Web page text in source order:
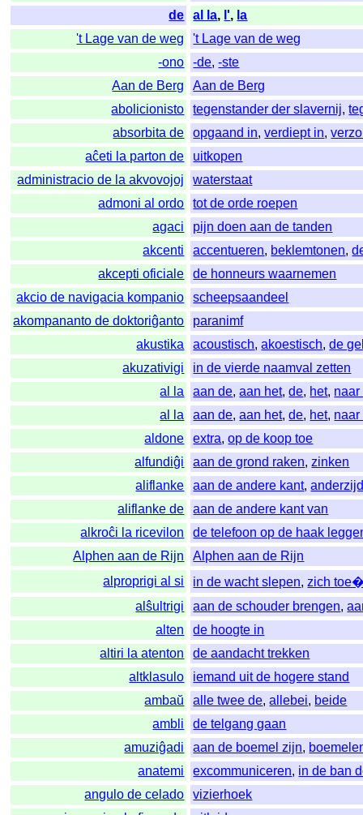
de
al la, l', la
't Lage van de weg
't Lage van de weg
-ono
-de,-ste
Aan de Berg
Aan de Berg
abolicionisto
tegenstander der slavernij,
absorbita de
opgaand in,verdiept in,
aĉeti la parton de
uitkopen
administracio de la akvovojoj
waterstaat
admoni al ordo
tot de orde roepen
agaci
pijn doen aan de tanden
akcenti
accentueren, beklemtonen,
akcepti oficiale
de honneurs waarnemen
akcio de navigacia kompanio
scheepsaandeel
akompananto de doktoriĝanto
paranimf
akustika
acoustisch,akoestisch,de
akuzativigi
in de vierde naamval zetten
al la
aan de,aan het,de, het, naar
al la
aan de,aan het,de, het, naar
aldone
extra,op de koop toe
alfundiĝi
aan de grond raken,zinken
aliflanke
aan de andere kant,
aliflanke de
aan de andere kant van
alkroĉi la ricevilon
de telefoon op de haak
Alphen aan de Rijn
Alphen aan de Rijn
alproprigi al si
in de wacht slepen,zich
alŝultrigi
aan de schouder brengen,
alten
de hoogte in
altiri la atenton
de aandacht trekken
altklasulo
iemand uit de hogere stand
ambaŭ
alle twee de,allebei, beide
ambli
de telgang gaan
amuziĝadi
aan de boemel zijn,
anatemi
excommuniceren, in de ban
angulo de celado
vizierhoek